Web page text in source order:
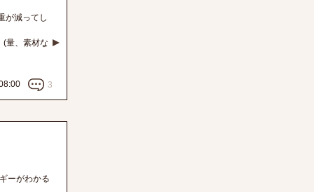
が減ってし
(量、素材な
3
ーがわかる